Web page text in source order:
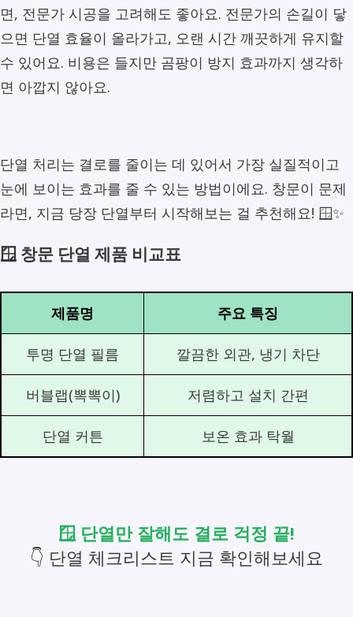
면, 전문가 시공을 고려해도 좋아요. 전문가의 손길이 닿
으면 단열 효율이 올라가고, 오랜 시간 깨끗하게 유지할
수 있어요. 비용은 들지만 곰팡이 방지 효과까지 생각하
면 아깝지 않아요.
단열 처리는 결로를 줄이는 데 있어서 가장 실질적이고
눈에 보이는 효과를 줄 수 있는 방법이에요. 창문이 문제
라면, 지금 당장 단열부터 시작해보는 걸 추천해요! 🪟✨
🪟 창문 단열 제품 비교표
제품명 주요 특징
투명 단열 필름 깔끔한 외관, 냉기 차단
버블랩(뽁뽁이) 저렴하고 설치 간편
단열 커튼 보온 효과 탁월
🪟 단열만 잘해도 결로 걱정 끝!
👇 단열 체크리스트 지금 확인해보세요